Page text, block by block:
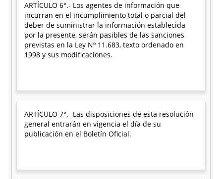
ARTÍCULO 6°.- Los agentes de información que
incurran en el incumplimiento total o parcial del
deber de suministrar la información establecida
por la presente, serán pasibles de las sanciones
previstas en la Ley Nº 11.683, texto ordenado en
1998 y sus modificaciones.
ARTÍCULO 7°.- Las disposiciones de esta resolución
general entrarán en vigencia el día de su
publicación en el Boletín Oficial.